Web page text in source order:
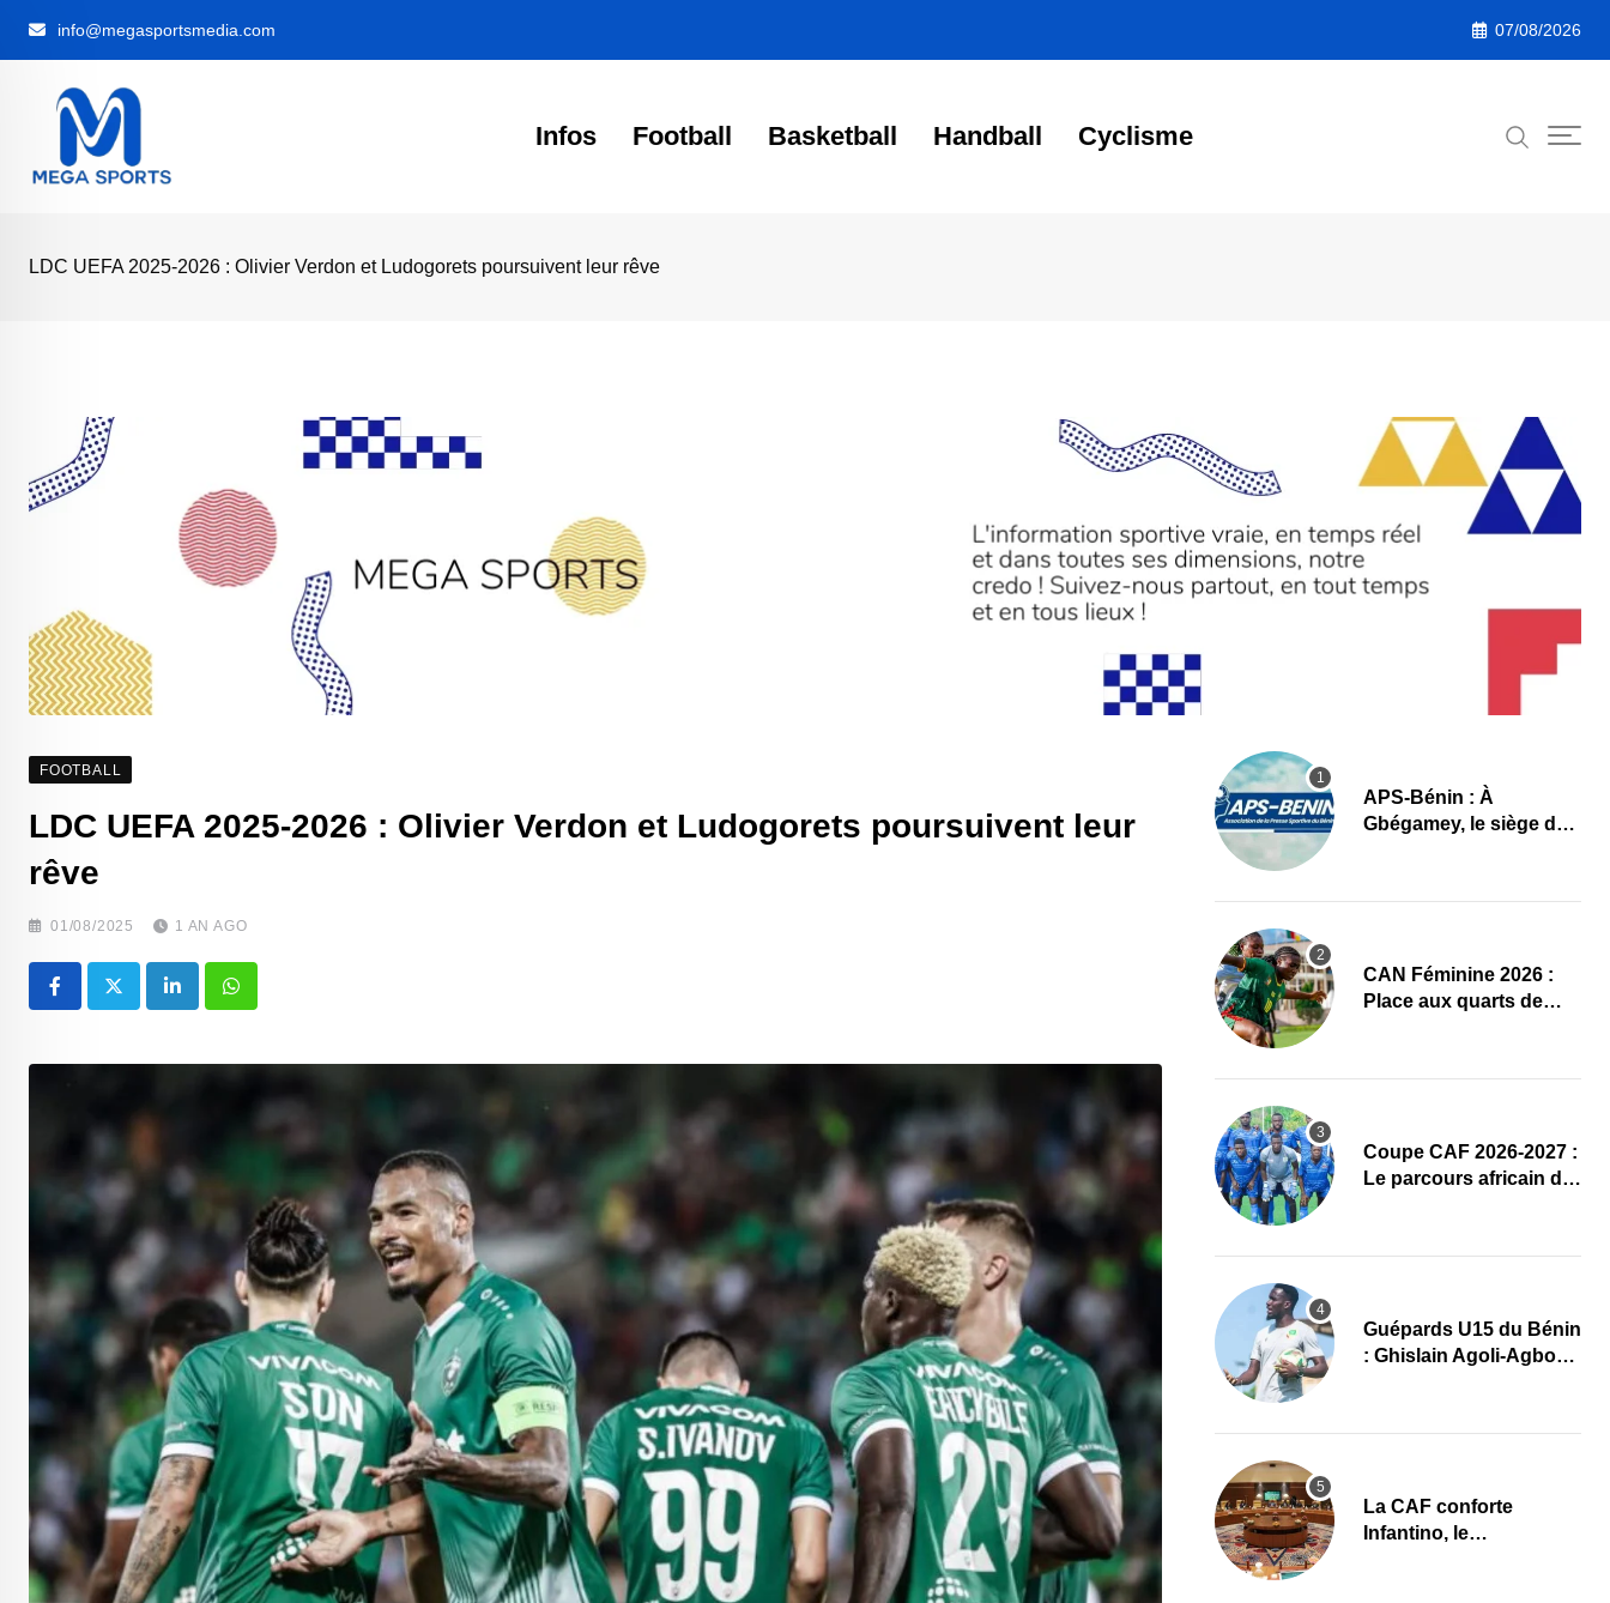
info@megasportsmedia.com 07/08/2026
Infos Football Basketball Handball Cyclisme
LDC UEFA 2025-2026 : Olivier Verdon et Ludogorets poursuivent leur rêve
FOOTBALL
LDC UEFA 2025-2026 : Olivier Verdon et Ludogorets poursuivent leur
rêve
01/08/2025 1 AN AGO
LinkedIn Whatsapp
APS-Bénin : À
Gbégamey, le siège de
accueillir l’AG élective
CAN Féminine 2026 :
Place aux quarts de
Coupe CAF 2026-2027 :
Le parcours africain de
Guépards U15 du Bénin
: Ghislain Agoli-Agbo
La CAF conforte
Infantino, le